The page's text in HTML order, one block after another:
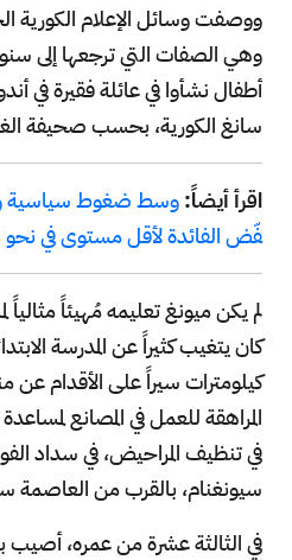
ووصفت وسائل الإعلام الكورية
وهي الصفات التي ترجعها إلى
أطفال نشأوا في عائلة فقيرة في
سانغ الكورية، بحسب صحيفة
اقرأ أيضاً:وسط ضغوط سياسية
فّض الفائدة لأقل مستوى في نحو 3 سنوات
لم يكن ميونغ تعليمه مُهيئاً مثالياً
كان يتغيب كثيراً عن المدرسة
كيلومترات سيراً على الأقدام عن
المراهقة للعمل في المصانع
في تنظيف المراحيض، في سداد
سيونغنام، بالقرب من العاصمة
في الثالثة عشرة من عمره،